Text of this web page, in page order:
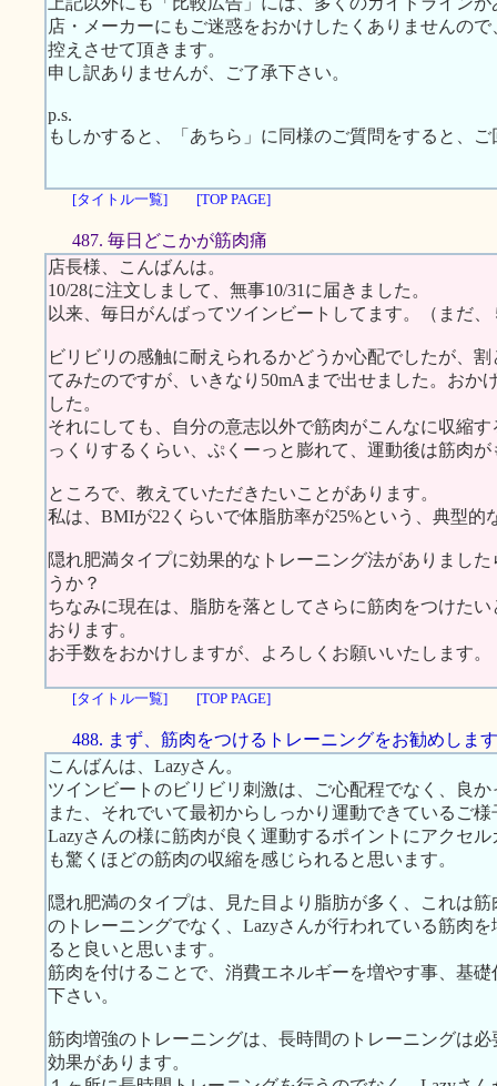
店・メーカーにもご迷惑をおかけしたくありませんの
控えさせて頂きます。
申し訳ありませんが、ご了承下さい。
p.s.
もしかすると、「あちら」に同様のご質問をすると、
[タイトル一覧] [TOP PAGE]
487. 毎日どこかが筋肉痛
店長様、こんばんは。
10/28に注文しまして、無事10/31に届きました。
以来、毎日がんばってツインビートしてます。（まだ
ビリビリの感触に耐えられるかどうか心配でしたが、
てみたのですが、いきなり50mAまで出せました。おか
した。
それにしても、自分の意志以外で筋肉がこんなに収縮
っくりするくらい、ぷくーっと膨れて、運動後は筋肉
ところで、教えていただきたいことがあります。
私は、BMIが22くらいで体脂肪率が25%という、典型
隠れ肥満タイプに効果的なトレーニング法がありまし
うか？
ちなみに現在は、脂肪を落としてさらに筋肉をつけた
おります。
お手数をおかけしますが、よろしくお願いいたします。
[タイトル一覧] [TOP PAGE]
488. まず、筋肉をつけるトレーニングをお勧めします
こんばんは、Lazyさん。
ツインビートのビリビリ刺激は、ご心配程でなく、良か
また、それでいて最初からしっかり運動できているご
Lazyさんの様に筋肉が良く運動するポイントにアクセ
も驚くほどの筋肉の収縮を感じられると思います。
隠れ肥満のタイプは、見た目より脂肪が多く、これは
のトレーニングでなく、Lazyさんが行われている筋肉
ると良いと思います。
筋肉を付けることで、消費エネルギーを増やす事、基
下さい。
筋肉増強のトレーニングは、長時間のトレーニングは
効果があります。